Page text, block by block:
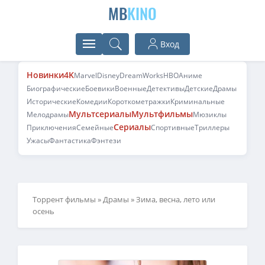
MBKINO
Вход
Новинки4KMarvelDisneyDreamWorksHBOАниме
БиографическиеБоевикиВоенныеДетективыДетскиеДрамы
ИсторическиеКомедииКороткометражкиКриминальные
МелодрамыМультсериалыМультфильмыМюзиклы
ПриключенияСемейныеСериалыСпортивныеТриллеры
УжасыФантастикаФэнтези
Торрент фильмы »Драмы » Зима, весна, лето или
осень